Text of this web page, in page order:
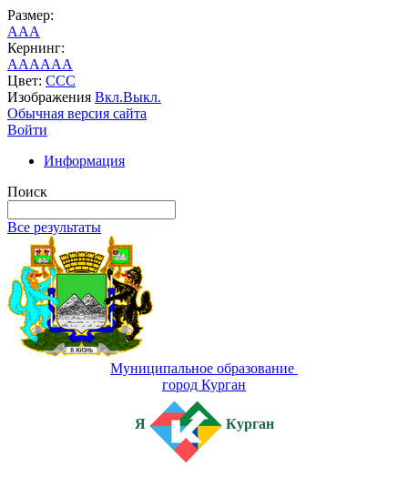
Размер:
AAA
Кернинг:
AAAAAA
Цвет: CCC
Изображения Вкл.Выкл.
Обычная версия сайта
Войти
Информация
Поиск
Все результаты
Муниципальное образование
город Курган
Я Курган